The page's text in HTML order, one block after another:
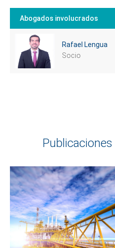
te
Abogados involucrados
Rafael Lengua
Socio